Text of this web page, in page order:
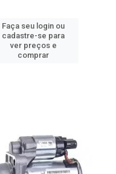
Faça seu login ou
cadastre-se para
ver preços e
comprar